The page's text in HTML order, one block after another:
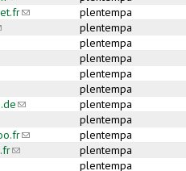
(link sends e-mail)
plentempa
sends e-mail) plentempa
plentempa
plentempa
sends e-mail)
plentempa
plentempa
(link sends e-mail)plentempa
plentempa
(link sends e-mail)
plentempa
(link sends e-mail)plentempa
plentempa